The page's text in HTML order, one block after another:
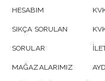
HESABIM
SIKÇA SORULAN
SORULAR
MAĞAZALARIMIZ